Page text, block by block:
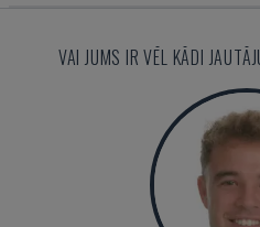
VAI JUMS IR VĒL KĀDI